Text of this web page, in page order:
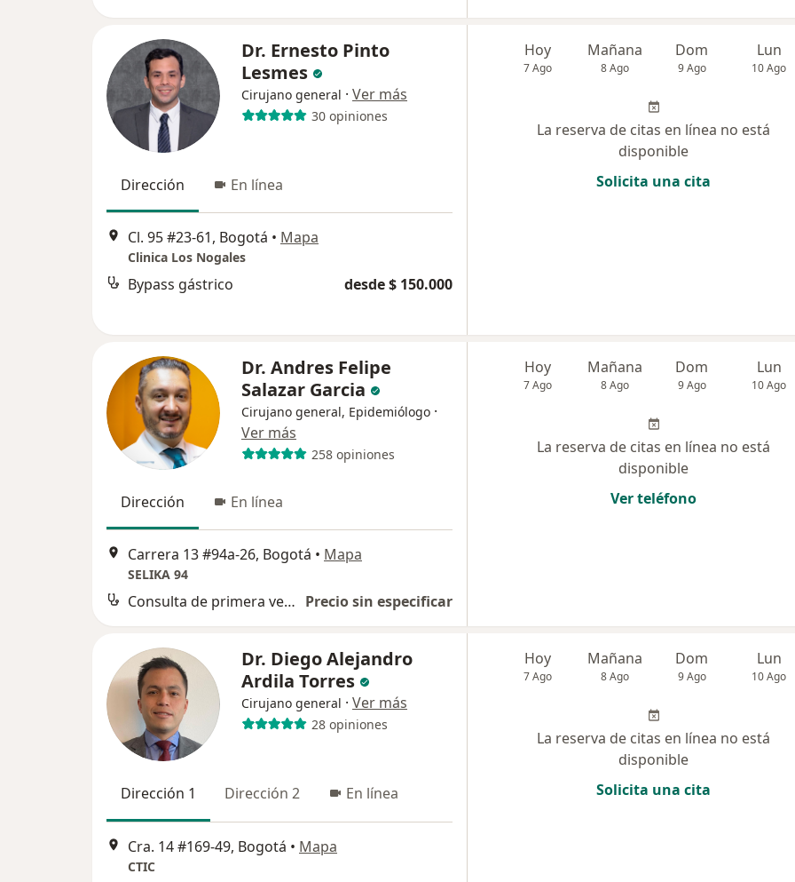
Dr. Ernesto Pinto
Lesmes
Cirujano general · Ver más
30 opiniones
Dirección En línea
Cl. 95 #23-61, Bogotá • Mapa
Clinica Los Nogales
Bypass gástrico desde $ 150.000
Hoy
7 Ago
Mañana
8 Ago
Dom
9 Ago
Lun
10 Ago
La reserva de citas en línea no está
disponible
Solicita una cita
Dr. Andres Felipe
Salazar Garcia
Cirujano general, Epidemiólogo ·
Ver más
258 opiniones
Dirección En línea
Carrera 13 #94a-26, Bogotá • Mapa
SELIKA 94
Consulta de primera vez con cirugía gastrointestinal Precio sin especificar
Hoy
7 Ago
Mañana
8 Ago
Dom
9 Ago
Lun
10 Ago
La reserva de citas en línea no está
disponible
Ver teléfono
Dr. Diego Alejandro
Ardila Torres
Cirujano general · Ver más
28 opiniones
Dirección 1 Dirección 2 En línea
Cra. 14 #169-49, Bogotá • Mapa
CTIC
Hoy
7 Ago
Mañana
8 Ago
Dom
9 Ago
Lun
10 Ago
La reserva de citas en línea no está
disponible
Solicita una cita